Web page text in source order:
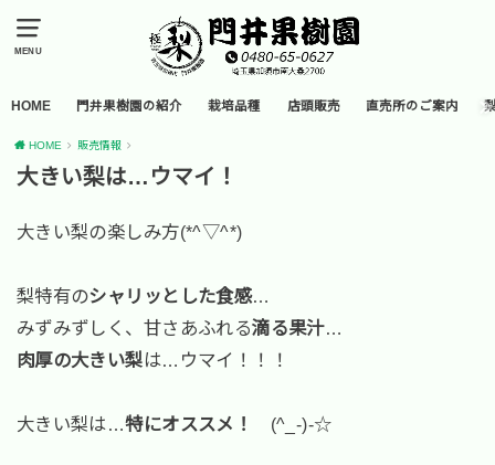
MENU
HOME 門井果樹園の紹介 栽培品種 店頭販売 直売所のご案内
HOME 販売情報
大きい梨は…ウマイ！
大きい梨の楽しみ方(*^▽^*)
梨特有のシャリッとした食感…
みずみずしく、甘さあふれる滴る果汁…
肉厚の大きい梨は…ウマイ！！！
大きい梨は…特にオススメ！ (^_-)-☆